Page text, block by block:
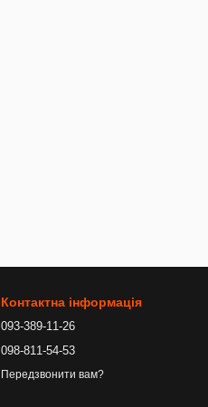
Контактна інформація
093-389-11-26
098-811-54-53
Передзвонити вам?